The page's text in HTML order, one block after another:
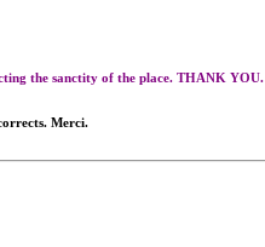
the sanctity of the place. THANK YOU.
Merci.